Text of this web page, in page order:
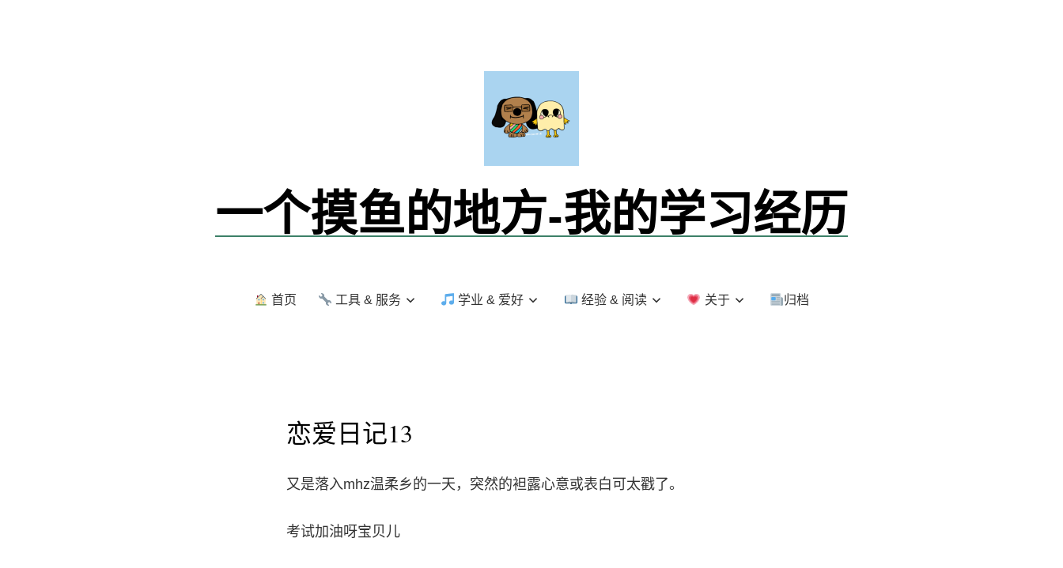
一个摸鱼的地方-我的学习经历
首页 工具 & 服务 学业 & 爱好 经验 & 阅读 关于 归档
恋爱日记13
又是落入mhz温柔乡的一天，突然的袒露心意或表白可太戳了。
考试加油呀宝贝儿